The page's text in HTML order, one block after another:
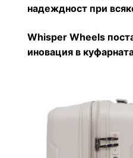
надеждност при
Whisper Wheels
иновация в